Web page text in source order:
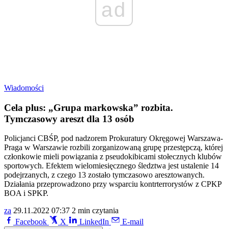
ad
Wiadomości
Cela plus: „Grupa markowska” rozbita.
Tymczasowy areszt dla 13 osób
Policjanci CBŚP, pod nadzorem Prokuratury Okręgowej Warszawa-
Praga w Warszawie rozbili zorganizowaną grupę przestępczą, której
członkowie mieli powiązania z pseudokibicami stołecznych klubów
sportowych. Efektem wielomiesięcznego śledztwa jest ustalenie 14
podejrzanych, z czego 13 zostało tymczasowo aresztowanych.
Działania przeprowadzono przy wsparciu kontrterrorystów z CPKP
BOA i SPKP.
za 29.11.2022 07:37 2 min czytania
Facebook
X LinkedIn E-mail